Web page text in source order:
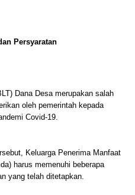
Persyaratan
Dana Desa merupakan salah
oleh pemerintah kepada
Covid-19.
Keluarga Penerima Manfaat
harus memenuhi beberapa
yang telah ditetapkan.